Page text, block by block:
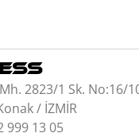
2823/1 Sk. No:16/
/ İZMİR
999 13 05